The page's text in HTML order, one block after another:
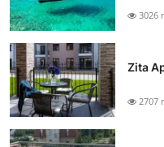
3026
Zita
2707